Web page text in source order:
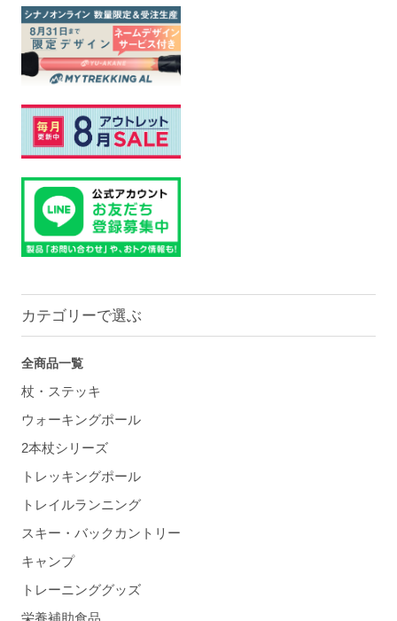
カテゴリーで選ぶ
全商品一覧
杖・ステッキ
ウォーキングポール
2本杖シリーズ
トレッキングポール
トレイルランニング
スキー・バックカントリー
キャンプ
トレーニンググッズ